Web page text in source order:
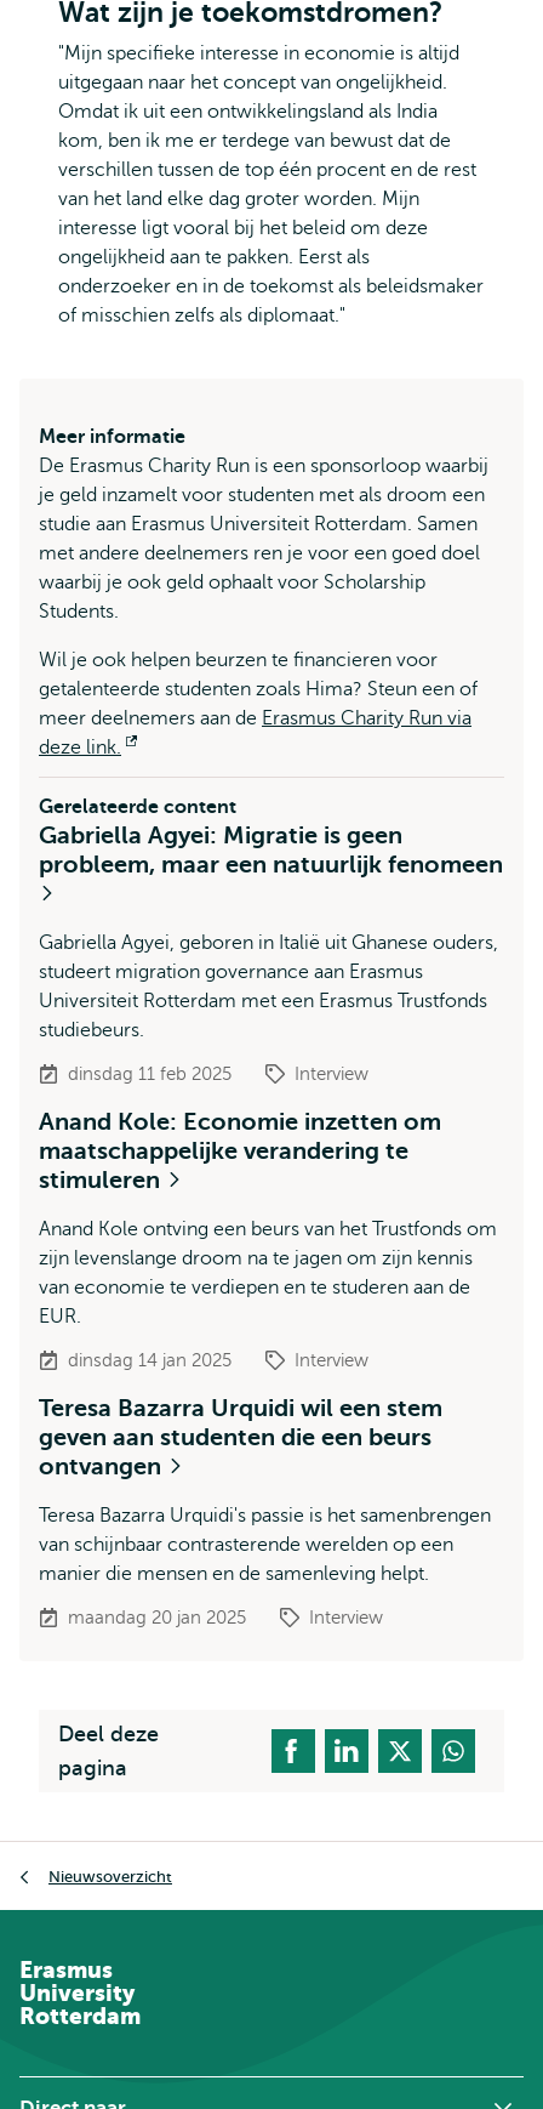
Wat zijn je toekomstdromen?
"Mijn specifieke interesse in economie is altijd
uitgegaan naar het concept van ongelijkheid.
Omdat ik uit een ontwikkelingsland als India
kom, ben ik me er terdege van bewust dat de
verschillen tussen de top één procent en de rest
van het land elke dag groter worden. Mijn
interesse ligt vooral bij het beleid om deze
ongelijkheid aan te pakken. Eerst als
onderzoeker en in de toekomst als beleidsmaker
of misschien zelfs als diplomaat."
Meer informatie
De Erasmus Charity Run is een sponsorloop waarbij
je geld inzamelt voor studenten met als droom een
studie aan Erasmus Universiteit Rotterdam. Samen
met andere deelnemers ren je voor een goed doel
waarbij je ook geld ophaalt voor Scholarship
Students.
Wil je ook helpen beurzen te financieren voor
getalenteerde studenten zoals Hima? Steun een of
meer deelnemers aan de Erasmus Charity Run via
deze link.
extern
Gerelateerde content
Gabriella Agyei: Migratie is geen
probleem, maar een natuurlijk fenomeen
Gabriella Agyei, geboren in Italië uit Ghanese ouders,
studeert migration governance aan Erasmus
Universiteit Rotterdam met een Erasmus Trustfonds
studiebeurs.
dinsdag 11 feb 2025 Interview
Anand Kole: Economie inzetten om
maatschappelijke verandering te
stimuleren
Anand Kole ontving een beurs van het Trustfonds om
zijn levenslange droom na te jagen om zijn kennis
van economie te verdiepen en te studeren aan de
EUR.
dinsdag 14 jan 2025 Interview
Teresa Bazarra Urquidi wil een stem
geven aan studenten die een beurs
ontvangen
Teresa Bazarra Urquidi's passie is het samenbrengen
van schijnbaar contrasterende werelden op een
manier die mensen en de samenleving helpt.
maandag 20 jan 2025 Interview
Deel deze
pagina
Nieuwsoverzicht
Erasmus
University
Rotterdam